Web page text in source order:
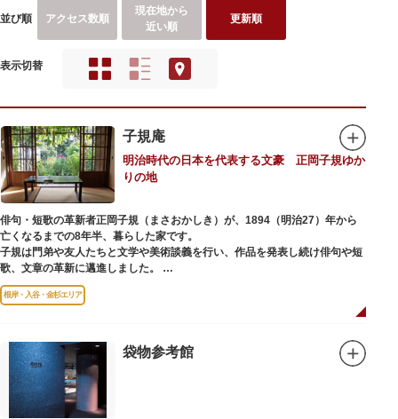
並び順 アクセス数順
現在地から
近い順
更新順
表示切替
子規庵
明治時代の日本を代表する文豪 正岡子規ゆか
りの地
俳句・短歌の革新者正岡子規（まさおかしき）が、1894（明治27）年から
亡くなるまでの8年半、暮らした家です。
子規は門弟や友人たちと文学や美術談義を行い、作品を発表し続け俳句や短
歌、文章の革新に邁進しました。
故郷松山より母と妹を呼び寄せ、結核に苦しみながらも34歳で亡くなるまで
精力的に文学作品を創作し続けた場所でもあります。
ま再建され、現在の庵は東京都指定史跡として明治の雰囲気が体感できる魅
力的な空間となっています。
子規が病室兼書斎にしていた「病牀六尺の間」などを復元しており、明治の
暮らしだけでなく創作の様子を偲ぶことができます。現在、一般のボランテ
根岸・入谷・金杉エリア
袋物参考館